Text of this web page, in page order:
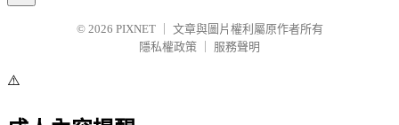
© 2026 PIXNET
文章與圖片權利屬原作者所有
隱私權政策
服務聲明
⚠️